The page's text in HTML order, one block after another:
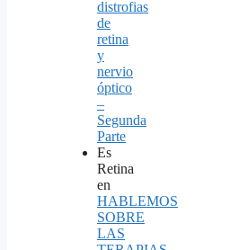
distrofias
de
retina
y
nervio
óptico
–
Segunda
Parte
Es
Retina
en
HABLEMOS
SOBRE
LAS